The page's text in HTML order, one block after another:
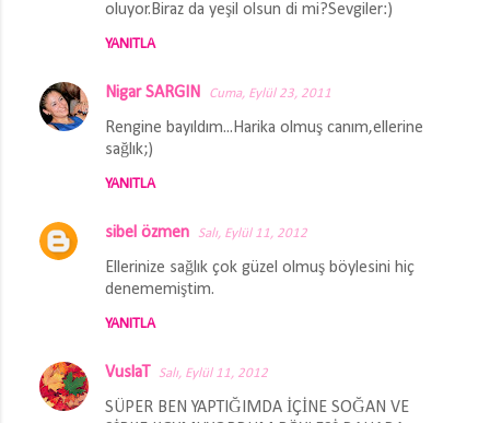
oluyor.Biraz da yeşil olsun di mi?Sevgiler:)
YANITLA
Nigar SARGIN Cuma, Eylül 23, 2011
Rengine bayıldım...Harika olmuş canım,ellerine
sağlık;)
YANITLA
sibel özmen Salı, Eylül 11, 2012
Ellerinize sağlık çok güzel olmuş böylesini hiç
denememiştim.
YANITLA
VuslaT Salı, Eylül 11, 2012
SÜPER BEN YAPTIĞIMDA İÇİNE SOĞAN VE